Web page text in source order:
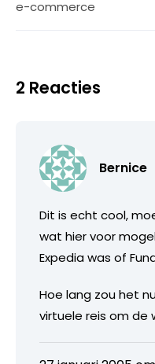
e-commerce
2 Reacties
Bernice
Dit is echt cool,
wat hier voor
Expedia was of
Hoe lang zou het
virtuele reis om de